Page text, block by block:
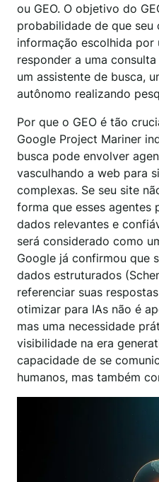
ou GEO. O objetivo do
probabilidade de que
informação escolhida por
responder a uma
um assistente de busca,
autônomo realizando
Por que o GEO é tão
Google Project Mariner
busca pode envolver
vasculhando a web para
complexas. Se seu site
forma que esses agentes
dados relevantes e
será considerado como
Google já confirmou que
dados estruturados
referenciar suas
otimizar para IAs não é
mas uma necessidade
visibilidade na era
capacidade de se
humanos, mas também